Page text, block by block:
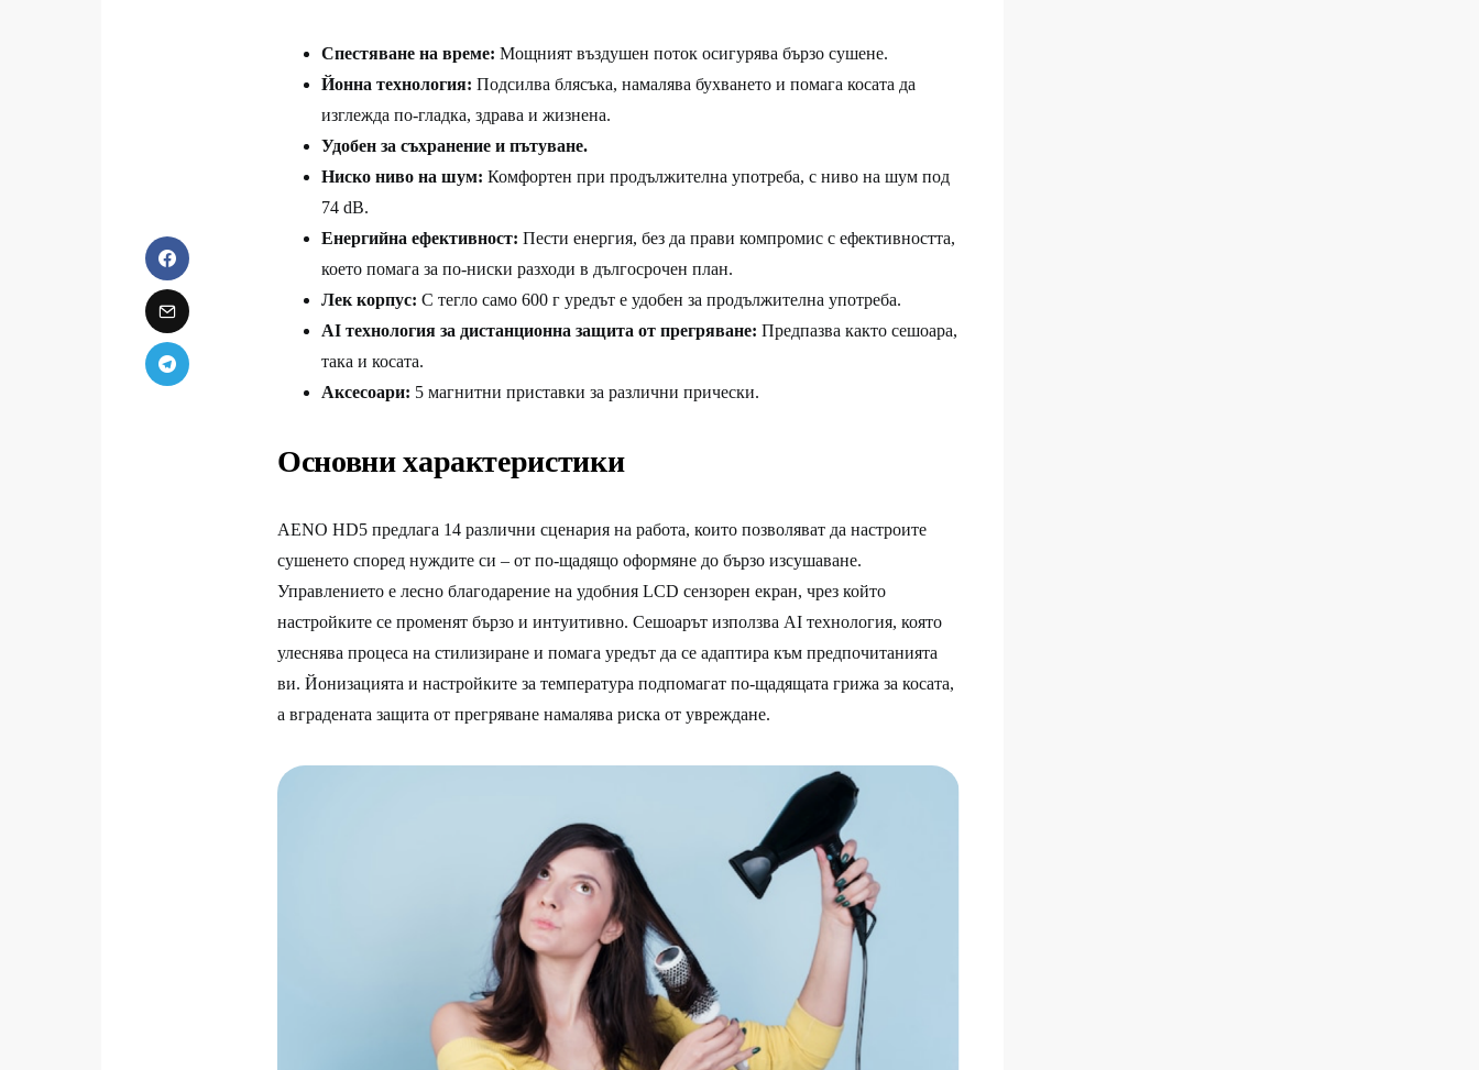
Спестяване на време: Мощният въздушен поток осигурява бързо сушене.
Йонна технология: Подсилва блясъка, намалява бухването и помага косата да
изглежда по-гладка, здрава и жизнена.
Удобен за съхранение и пътуване.
Ниско ниво на шум: Комфортен при продължителна употреба, с ниво на шум под
74 dB.
Енергийна ефективност: Пести енергия, без да прави компромис с ефективността,
което помага за по-ниски разходи в дългосрочен план.
Лек корпус: С тегло само 600 г уредът е удобен за продължителна употреба.
AI технология за дистанционна защита от прегряване: Предпазва както сешоара,
така и косата.
Аксесоари: 5 магнитни приставки за различни прически.
Основни характеристики
AENO HD5 предлага 14 различни сценария на работа, които позволяват да настроите
сушенето според нуждите си – от по-щадящо оформяне до бързо изсушаване.
Управлението е лесно благодарение на удобния LCD сензорен екран, чрез който
настройките се променят бързо и интуитивно. Сешоарът използва AI технология, която
улеснява процеса на стилизиране и помага уредът да се адаптира към предпочитанията
ви. Йонизацията и настройките за температура подпомагат по-щадящата грижа за косата,
а вградената защита от прегряване намалява риска от увреждане.